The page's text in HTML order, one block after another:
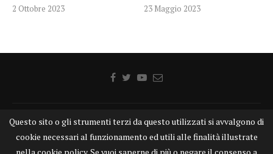
2 Ottobre 2023 23 Maggio 2023
Home Chi siamo Disclaimer Cookie Contatti
Privacy Policy KONGTV
Questo sito o gli strumenti terzi da questo utilizzati si avvalgono di
cookie necessari al funzionamento ed utili alle finalità illustrate